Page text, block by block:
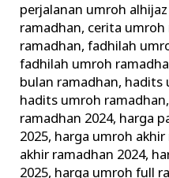
perjalanan umroh
ramadhan, cerita umroh
ramadhan,fadhilah
fadhilah umroh
bulan ramadhan, hadits
hadits umroh ramadhan,
ramadhan 2024, harga
2025, harga umroh akhir
akhir ramadhan 2024,
2025, harga umroh full